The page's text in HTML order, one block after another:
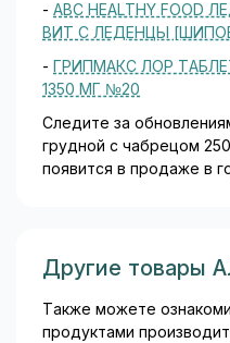
- ABC HEALTHY
ВИТ С ЛЕДЕНЦЫ
- ГРИПМАКС ЛОР
1350 МГ №20
Следите за
грудной с чабрецом
появится в продаже в
Другие товары
Также можете
продуктами